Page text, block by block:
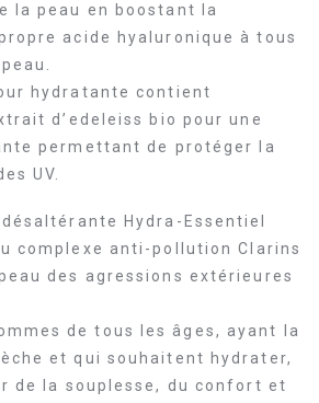
la peau en boostant la
acide hyaluronique à tous
hydratante contient
d’edeleiss bio pour une
permettant de protéger la
UV.
Hydra-Essentiel
complexe anti-pollution Clarins
des agressions extérieures
de tous les âges, ayant la
et qui souhaitent hydrater,
de la souplesse, du confort et